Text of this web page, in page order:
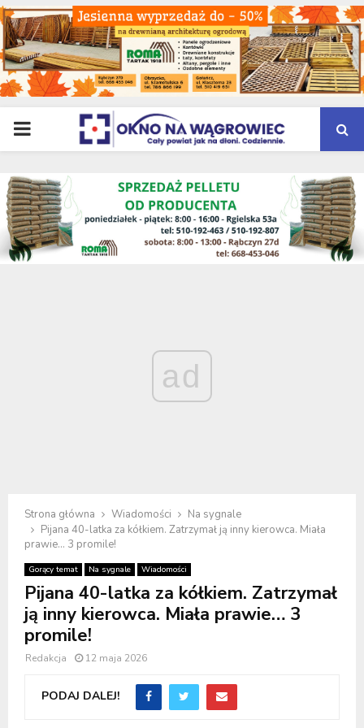
PRIMARY
MENU
ad
Strona główna Wiadomości
Na sygnale
Pijana 40-latka za kółkiem. Zatrzymał ją inny kierowca. Miała
prawie… 3 promile!
Gorący temat Na sygnale Wiadomości
Pijana 40-latka za kółkiem. Zatrzymał
ją inny kierowca. Miała prawie… 3
promile!
Redakcja 12 maja 2026
PODAJ DALEJ!